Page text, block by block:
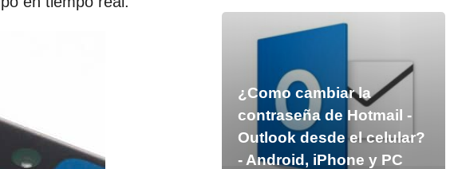
¿Como cambiar la
contraseña de Hotmail -
Outlook desde el celular?
- Android, iPhone y PC